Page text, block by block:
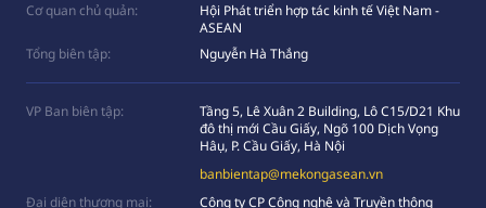
Cơ quan chủ quản:
Hội Phát triển hợp tác kinh tế Việt Nam -
ASEAN
Tổng biên tập:
Nguyễn Hà Thắng
VP Ban biên tập:
Tầng 5, Lê Xuân 2 Building, Lô C15/D21 Khu
đô thị mới Cầu Giấy, Ngõ 100 Dịch Vọng
Hâụ, P. Cầu Giấy, Hà Nội
banbientap@mekongasean.vn
Đại diện thương mại:
Công ty CP Công nghệ và Truyền thông